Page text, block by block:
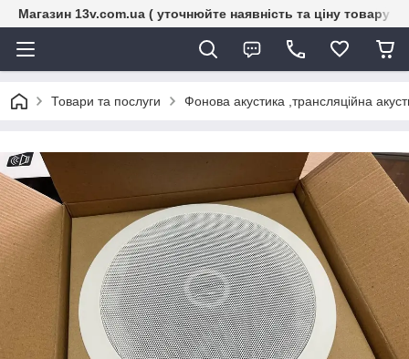
Магазин 13v.com.ua ( уточнюйте наявність та ціну товару
Товари та послуги Фонова акустика ,трансляційна